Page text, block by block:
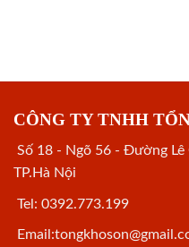
CÔNG TY TNHH
Số 18 - Ngõ 56 - Đường
TP.Hà Nội
Tel: 0392.773.199